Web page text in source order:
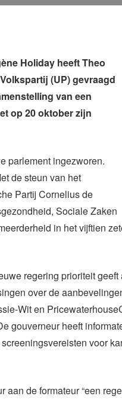
Holiday heeft Theo
(UP) gevraagd
van een
op 20 oktober zijn
parlement ingezworen.
de steun van het
Partij Cornelius de
Sociale Zaken
in het vijftien
regering prioriteit
over de
Wit en
gouverneur heeft
voor
aan de formateur “een